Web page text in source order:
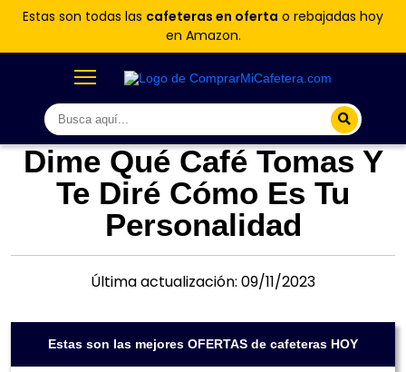
Estas son todas las cafeteras en oferta o rebajadas hoy
en Amazon.
Dime Qué Café Tomas Y
Te Diré Cómo Es Tu
Personalidad
Última actualización: 09/11/2023
Estas son las mejores OFERTAS de cafeteras HOY